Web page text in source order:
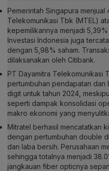
Pemerintah Singapura menjual
Telekomunikasi Tbk (MTEL)
kepemilikannya menjadi
Investasi Indonesia juga
dengan 5,98% saham.
dilaksanakan oleh Citibank.
PT Dayamitra Telekomunikasi
pertumbuhan pendapatan dan
digit untuk tahun 2024,
seperti dampak konsolidasi
makro ekonomi yang
Mitratel berhasil mencatatkan
dengan pertumbuhan double
dan laba bersih. Perusahaan
sehingga totalnya menjadi
jangkauan fiber opticnya